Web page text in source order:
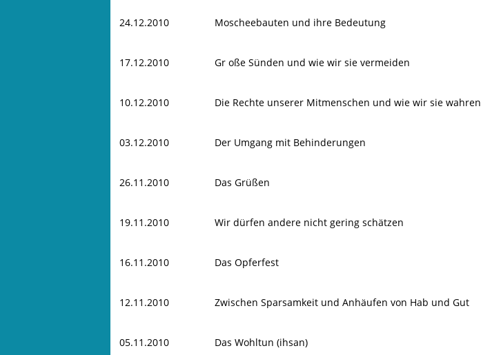
24.12.2010 Moscheebauten und ihre Bedeutung
17.12.2010 Gr oße Sünden und wie wir sie vermeiden
10.12.2010 Die Rechte unserer Mitmenschen und wie wir sie wahren
03.12.2010 Der Umgang mit Behinderungen
26.11.2010 Das Grüßen
19.11.2010 Wir dürfen andere nicht gering schätzen
16.11.2010 Das Opferfest
12.11.2010 Zwischen Sparsamkeit und Anhäufen von Hab und Gut
05.11.2010 Das Wohltun (ihsan)